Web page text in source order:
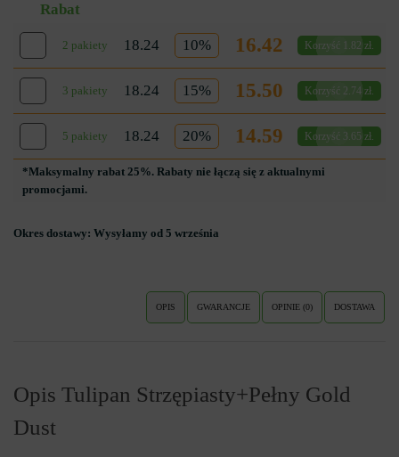
Rabat
2 pakiety 18.24 10% 16.42 Korzyść 1.82 zł.
3 pakiety 18.24 15% 15.50 Korzyść 2.74 zł.
5 pakiety 18.24 20% 14.59 Korzyść 3.65 zł.
*Maksymalny rabat 25%. Rabaty nie łączą się z aktualnymi
promocjami.
Okres dostawy: Wysyłamy od 5 września
OPIS GWARANCJE OPINIE (0) DOSTAWA
Opis Tulipan Strzępiasty+Pełny Gold
Dust